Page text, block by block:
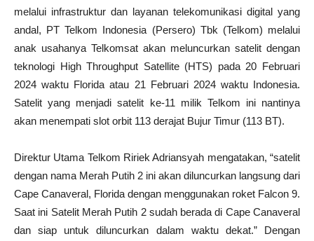
melalui infrastruktur dan layanan telekomunikasi digital yang
andal, PT Telkom Indonesia (Persero) Tbk (Telkom) melalui
anak usahanya Telkomsat akan meluncurkan satelit dengan
teknologi High Throughput Satellite (HTS) pada 20 Februari
2024 waktu Florida atau 21 Februari 2024 waktu Indonesia.
Satelit yang menjadi satelit ke-11 milik Telkom ini nantinya
akan menempati slot orbit 113 derajat Bujur Timur (113 BT).
Direktur Utama Telkom Ririek Adriansyah mengatakan, “satelit
dengan nama Merah Putih 2 ini akan diluncurkan langsung dari
Cape Canaveral, Florida dengan menggunakan roket Falcon 9.
Saat ini Satelit Merah Putih 2 sudah berada di Cape Canaveral
dan siap untuk diluncurkan dalam waktu dekat.” Dengan